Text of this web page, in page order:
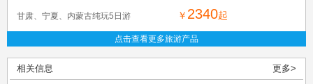
甘肃、宁夏、内蒙古纯玩5日游 ￥ 2340起
点击查看更多旅游产品
相关信息 更多>